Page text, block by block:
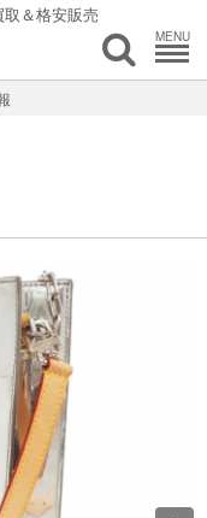
取＆格安販売
MENU